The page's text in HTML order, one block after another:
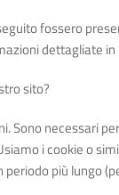
fossero
dettagliate
sito?
Sono necessari
i cookie o
più lungo